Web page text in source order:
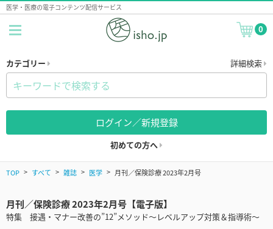
医学・医療の電子コンテンツ配信サービス
0
カテゴリー 詳細検索
ログイン／新規登録
初めての方へ
TOP すべて 雑誌 医学 月刊／保険診療 2023年2月号
月刊／保険診療 2023年2月号【電子版】
特集 接遇・マナー改善の”12”メソッド～レベルアップ対策＆指導術～